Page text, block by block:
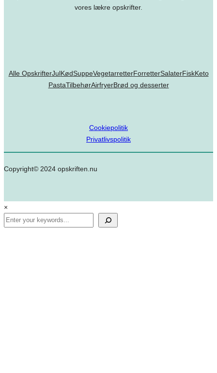
vores lækre opskrifter.
Alle OpskrifterJulKødSuppeVegetarretterForretterSalaterFiskKeto
PastaTilbehørAirfryerBrød og desserter
Cookiepolitik
Privatlivspolitik
Copyright© 2024 opskriften.nu
×
Search